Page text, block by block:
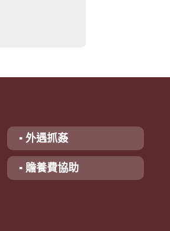
▪ 外遇抓姦
▪ 贍養費協助